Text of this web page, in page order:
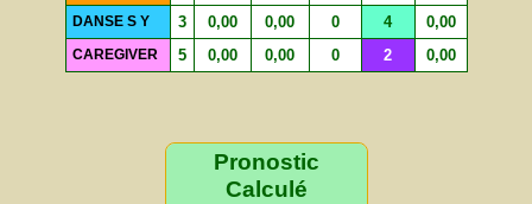
DANSE S Y 3 0,00 0,00 0 4 0,00
CAREGIVER 5 0,00 0,00 0 2 0,00
Pronostic
Calculé